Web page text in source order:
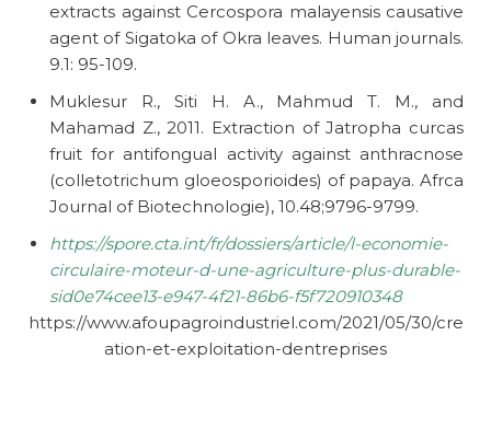
extracts against Cercospora malayensis causative
agent of Sigatoka of Okra leaves. Human journals.
9.1: 95-109.
Muklesur R., Siti H. A., Mahmud T. M., and
Mahamad Z., 2011. Extraction of Jatropha curcas
fruit for antifongual activity against anthracnose
(colletotrichum gloeosporioides) of papaya. Afrca
Journal of Biotechnologie), 10.48;9796-9799.
https://spore.cta.int/fr/dossiers/article/l-economie-
circulaire-moteur-d-une-agriculture-plus-durable-
sid0e74cee13-e947-4f21-86b6-f5f720910348
https://www.afoupagroindustriel.com/2021/05/30/cre
ation-et-exploitation-dentreprises